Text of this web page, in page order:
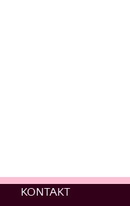
KONTAKT